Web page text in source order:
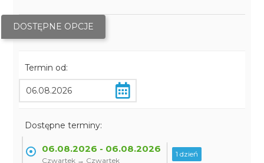
DOSTĘPNE OPCJE
Termin od:
Dostępne terminy:
06.08.2026 - 06.08.2026
Czwartek → Czwartek
1 dzień